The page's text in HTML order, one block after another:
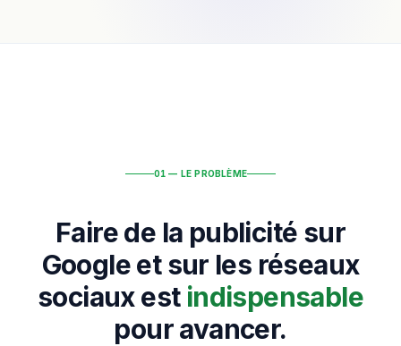
01 — LE PROBLÈME
Faire de la publicité sur
Google et sur les réseaux
sociaux est indispensable
pour avancer.